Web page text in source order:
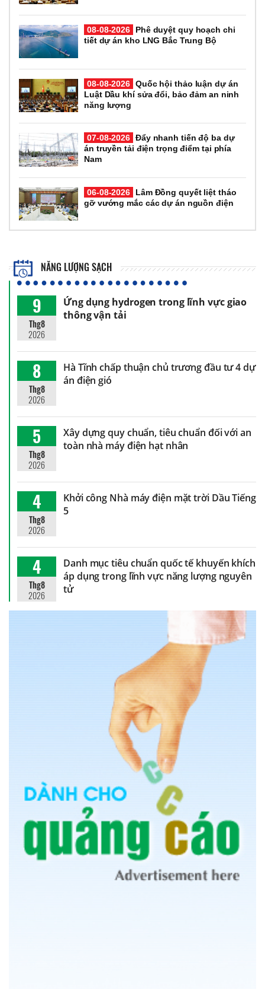
08-08-2026
Phê duyệt quy hoạch chi
tiết dự án kho LNG Bắc Trung Bộ
08-08-2026 Quốc hội thảo luận dự án
Luật Dầu khí sửa đổi, bảo đảm an ninh
năng lượng
07-08-2026 Đẩy nhanh tiến độ ba dự
án truyền tải điện trọng điểm tại phía
Nam
06-08-2026
Lâm Đồng quyết liệt tháo
gỡ vướng mắc các dự án nguồn điện
NĂNG LƯỢNG SẠCH
9
Thg8
2026
Ứng dụng hydrogen trong lĩnh vực giao
thông vận tải
8
Thg8
2026
Hà Tĩnh chấp thuận chủ trương đầu tư 4 dự
án điện gió
5
Thg8
2026
Xây dựng quy chuẩn, tiêu chuẩn đối với an
toàn nhà máy điện hạt nhân
4
Thg8
2026
Khởi công Nhà máy điện mặt trời Dầu Tiếng
5
4
Thg8
2026
Danh mục tiêu chuẩn quốc tế khuyến khích
áp dụng trong lĩnh vực năng lượng nguyên
tử